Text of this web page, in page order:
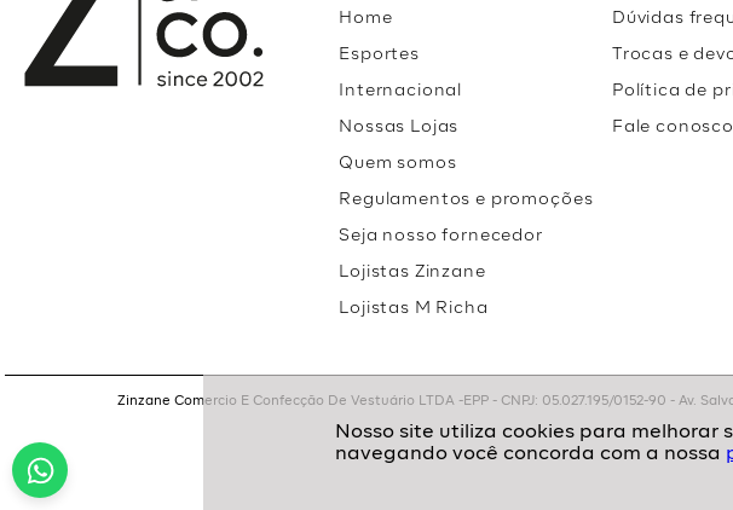
Home
Esportes
Internacional
Nossas Lojas
Quem somos
Regulamentos e promoções
Seja nosso fornecedor
Lojistas Zinzane
Lojistas M Richa
Dúvidas
Trocas e
Política de
Fale conosco
Zinzane Comercio E Confecção De Vestuário LTDA -EPP - CNPJ: 05.027.195/0152-90 - Av.